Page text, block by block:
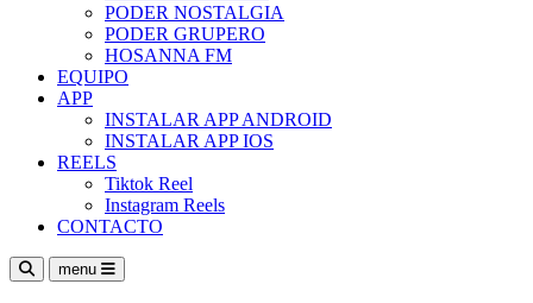
PODER NOSTALGIA
PODER GRUPERO
HOSANNA FM
EQUIPO
APP
INSTALAR APP ANDROID
INSTALAR APP IOS
REELS
Tiktok Reel
Instagram Reels
CONTACTO
menu